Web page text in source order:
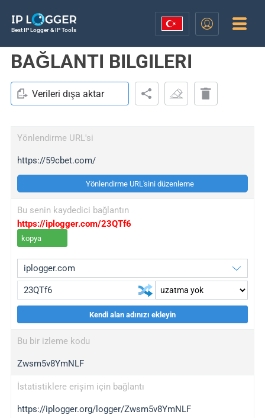
Best IP Logger & IP Tools
BAĞLANTI BILGILERI
Verileri dışa aktar
Yönlendirme URL'si
https://59cbet.com/
Yönlendirme URL'sini düzenleme
Bu senin kaydedici bağlantın
https://iplogger.com/23QTf6
kopya
wl.gl
ed.tc
bc.ax
iplogger.com
Kendi alan adınızı ekleyin
Bu bir izleme kodu
Zwsm5v8YmNLF
İstatistiklere erişim için bağlantı
https://iplogger.org/logger/Zwsm5v8YmNLF